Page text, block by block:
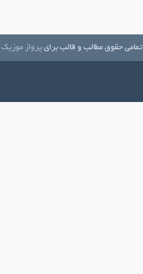
تمامی حقوق مطالب و قالب برای پرواز موزیک